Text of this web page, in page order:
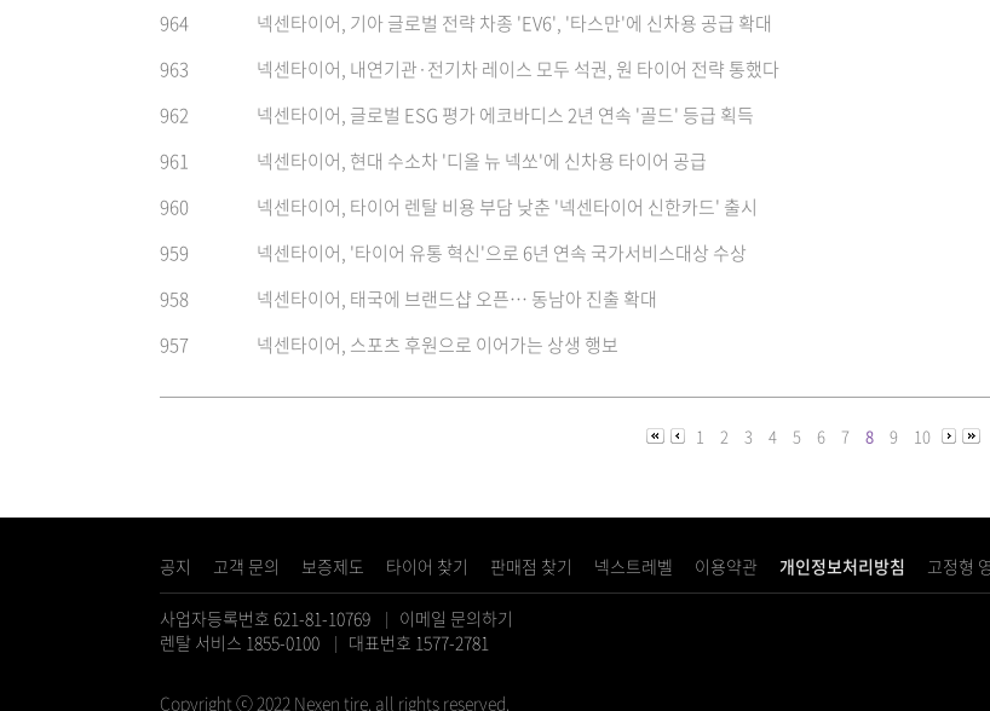
964
넥센타이어, 기아 글로벌 전략 차종 'EV6', '타스만'에 신차용 공급 확대
963
넥센타이어, 내연기관·전기차 레이스 모두 석권, 원 타이어 전략 통했다
962
넥센타이어, 글로벌 ESG 평가 에코바디스 2년 연속 '골드' 등급 획득
961
넥센타이어, 현대 수소차 '디올 뉴 넥쏘'에 신차용 타이어 공급
960
넥센타이어, 타이어 렌탈 비용 부담 낮춘 '넥센타이어 신한카드' 출시
959
넥센타이어, '타이어 유통 혁신'으로 6년 연속 국가서비스대상 수상
958
넥센타이어, 태국에 브랜드샵 오픈… 동남아 진출 확대
957
넥센타이어, 스포츠 후원으로 이어가는 상생 행보
1 2 3 4 5 6 7 8 9 10
공지 고객 문의 보증제도 타이어 찾기 판매점 찾기 넥스트레벨 이용약관 개인정보처리방침 고정형
사업자등록번호 621-81-10769
이메일 문의하기
렌탈 서비스 1855-0100
대표번호 1577-2781
Copyright ⓒ 2022 Nexen tire. all rights reserved.